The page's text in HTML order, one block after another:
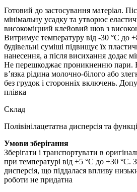
Готовий до застосування матеріал.
мінімальну усадку та утворює
високоміцний клейовий шов з
Витримує температуру від -30 °С до
будівельні суміші підвищує їх
нанесення, а після висихання додає
Не перешкоджає проникненню пари.
в’язка рідина молочно-білого або
без грудок і сторонніх включень.
плівка
Склад
Полівінілацетатна дисперсія та
Умови зберігання
Зберігати і транспортувати в
при температурі від +5 °С до +30 °С.
дисперсія, що піддалася впливу
роботи не придатна